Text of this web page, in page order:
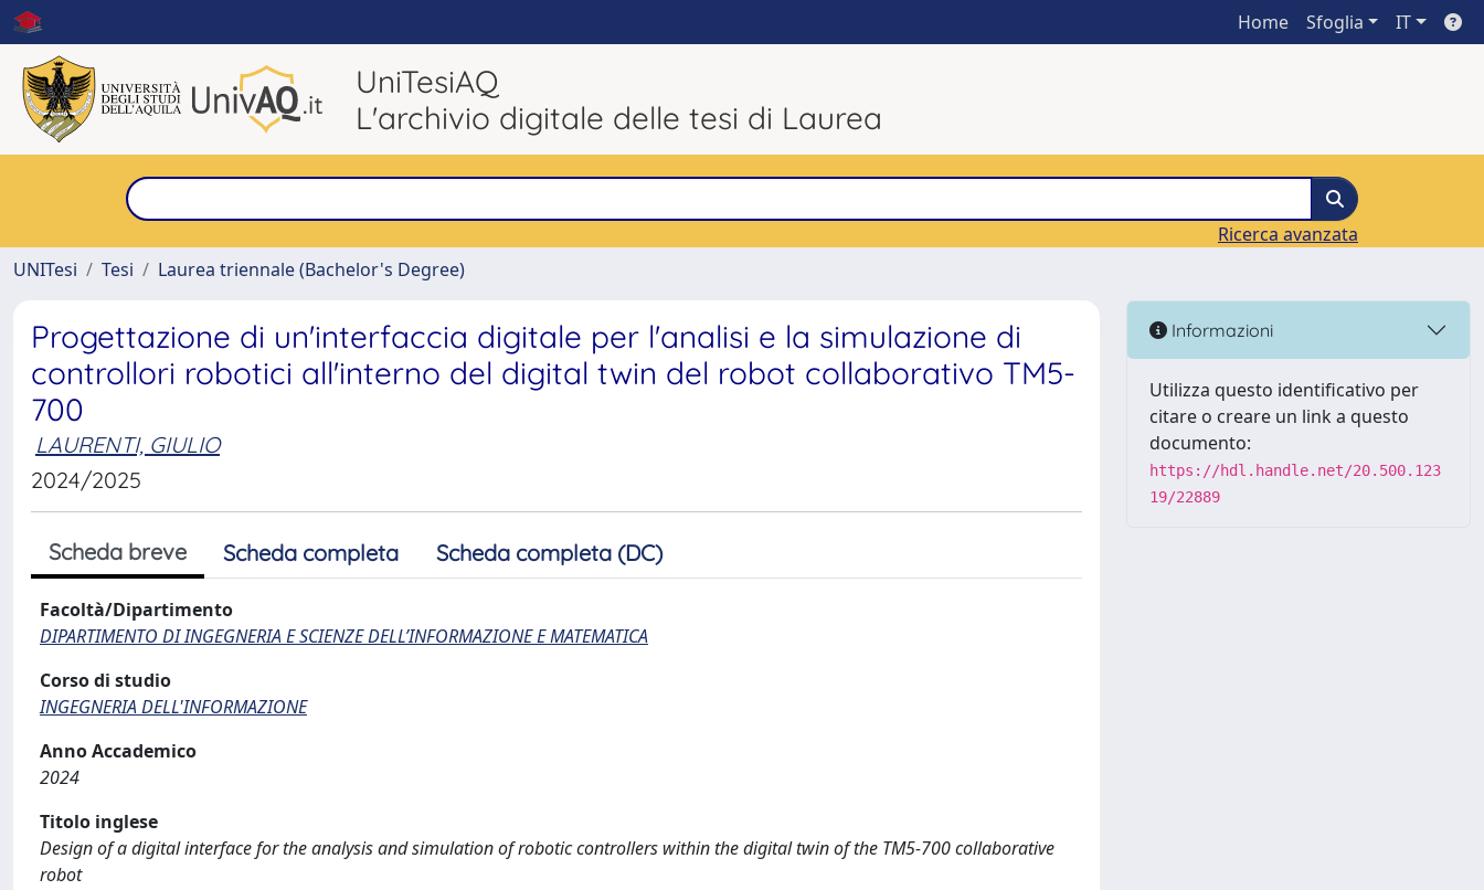
Home Sfoglia IT
UniTesiAQ
L'archivio digitale delle tesi di Laurea
Ricerca avanzata
UNITesi
Tesi Laurea triennale (Bachelor's Degree)
Progettazione di un'interfaccia digitale per l'analisi e la simulazione di
controllori robotici all'interno del digital twin del robot collaborativo TM5-
700
LAURENTI, GIULIO
2024/2025
Scheda breve Scheda completa Scheda completa (DC)
Facoltà/Dipartimento
DIPARTIMENTO DI INGEGNERIA E SCIENZE DELL’INFORMAZIONE E MATEMATICA
Corso di studio
INGEGNERIA DELL'INFORMAZIONE
Anno Accademico
2024
Titolo inglese
Design of a digital interface for the analysis and simulation of robotic controllers within the digital twin of the TM5-700 collaborative
robot
Informazioni
Utilizza questo identificativo per
citare o creare un link a questo
documento:
https://hdl.handle.net/20.500.123
19/22889